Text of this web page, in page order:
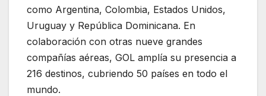
como Argentina, Colombia, Estados Unidos,
Uruguay y República Dominicana. En
colaboración con otras nueve grandes
compañías aéreas, GOL amplía su presencia a
216 destinos, cubriendo 50 países en todo el
mundo.